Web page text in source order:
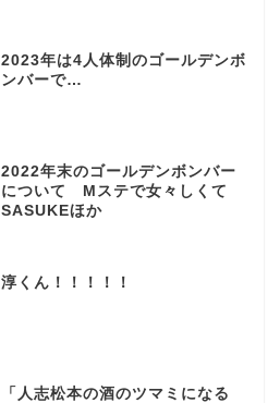
2023年は4人体制のゴールデンボ
ンバーで…
2022年末のゴールデンボンバー
について Mステで女々しくて
SASUKEほか
淳くん！！！！！
「人志松本の酒のツマミになる